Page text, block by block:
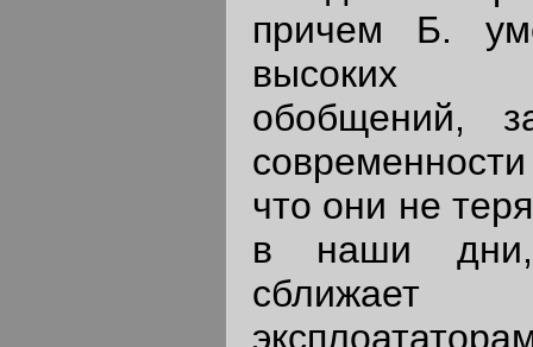
причем Б.
высоких
обобщений,
что они не
в наши